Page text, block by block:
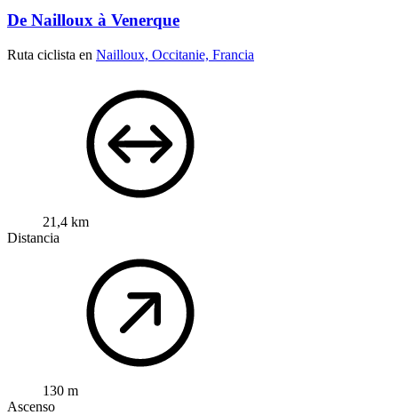
De Nailloux à Venerque
Ruta ciclista en Nailloux, Occitanie, Francia
21,4 km
Distancia
130 m
Ascenso